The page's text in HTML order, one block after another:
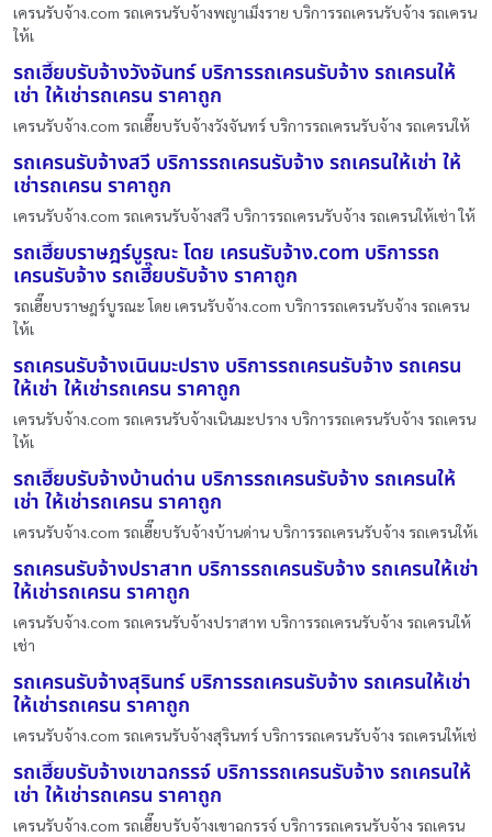
เครนรับจ้าง.com รถเครนรับจ้างพญาเม็งราย บริการรถเครนรับจ้าง รถเครน
ให้เ
รถเฮี๊ยบรับจ้างวังจันทร์ บริการรถเครนรับจ้าง รถเครนให้
เช่า ให้เช่ารถเครน ราคาถูก
เครนรับจ้าง.com รถเฮี๊ยบรับจ้างวังจันทร์ บริการรถเครนรับจ้าง รถเครนให้
รถเครนรับจ้างสวี บริการรถเครนรับจ้าง รถเครนให้เช่า ให้
เช่ารถเครน ราคาถูก
เครนรับจ้าง.com รถเครนรับจ้างสวี บริการรถเครนรับจ้าง รถเครนให้เช่า ให้
รถเฮี๊ยบราษฎร์บูรณะ โดย เครนรับจ้าง.com บริการรถ
เครนรับจ้าง รถเฮี๊ยบรับจ้าง ราคาถูก
รถเฮี๊ยบราษฎร์บูรณะ โดย เครนรับจ้าง.com บริการรถเครนรับจ้าง รถเครน
ให้เ
รถเครนรับจ้างเนินมะปราง บริการรถเครนรับจ้าง รถเครน
ให้เช่า ให้เช่ารถเครน ราคาถูก
เครนรับจ้าง.com รถเครนรับจ้างเนินมะปราง บริการรถเครนรับจ้าง รถเครน
ให้เ
รถเฮี๊ยบรับจ้างบ้านด่าน บริการรถเครนรับจ้าง รถเครนให้
เช่า ให้เช่ารถเครน ราคาถูก
เครนรับจ้าง.com รถเฮี๊ยบรับจ้างบ้านด่าน บริการรถเครนรับจ้าง รถเครนให้เ
รถเครนรับจ้างปราสาท บริการรถเครนรับจ้าง รถเครนให้เช่า
ให้เช่ารถเครน ราคาถูก
เครนรับจ้าง.com รถเครนรับจ้างปราสาท บริการรถเครนรับจ้าง รถเครนให้
เช่า
รถเครนรับจ้างสุรินทร์ บริการรถเครนรับจ้าง รถเครนให้เช่า
ให้เช่ารถเครน ราคาถูก
เครนรับจ้าง.com รถเครนรับจ้างสุรินทร์ บริการรถเครนรับจ้าง รถเครนให้เช่
รถเฮี๊ยบรับจ้างเขาฉกรรจ์ บริการรถเครนรับจ้าง รถเครนให้
เช่า ให้เช่ารถเครน ราคาถูก
เครนรับจ้าง.com รถเฮี๊ยบรับจ้างเขาฉกรรจ์ บริการรถเครนรับจ้าง รถเครน